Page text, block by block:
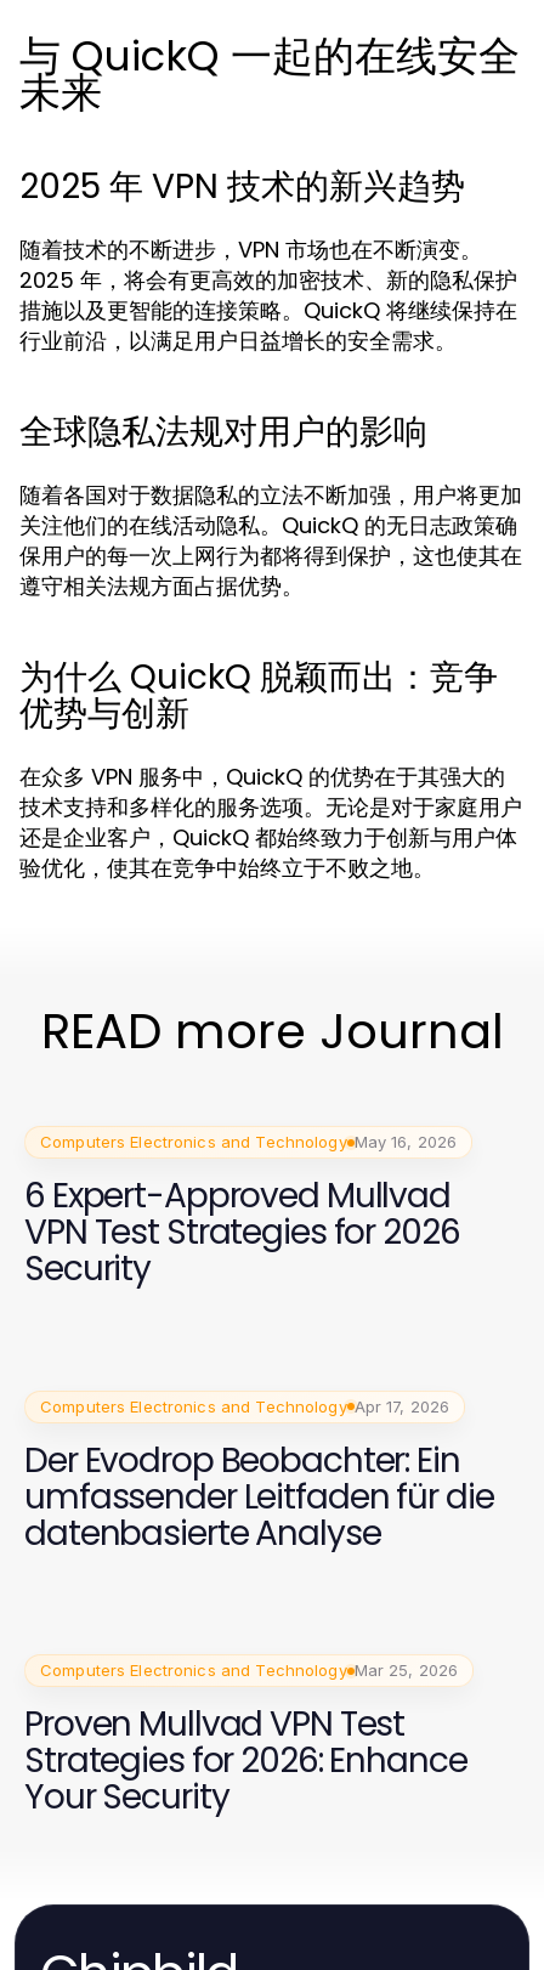
与 QuickQ 一起的在线安全
未来
2025 年 VPN 技术的新兴趋势
随着技术的不断进步，VPN 市场也在不断演变。
2025 年，将会有更高效的加密技术、新的隐私保护
措施以及更智能的连接策略。QuickQ 将继续保持在
行业前沿，以满足用户日益增长的安全需求。
全球隐私法规对用户的影响
随着各国对于数据隐私的立法不断加强，用户将更加
关注他们的在线活动隐私。QuickQ 的无日志政策确
保用户的每一次上网行为都将得到保护，这也使其在
遵守相关法规方面占据优势。
为什么 QuickQ 脱颖而出：竞争
优势与创新
在众多 VPN 服务中，QuickQ 的优势在于其强大的
技术支持和多样化的服务选项。无论是对于家庭用户
还是企业客户，QuickQ 都始终致力于创新与用户体
验优化，使其在竞争中始终立于不败之地。
READ more Journal
Computers Electronics and Technology May 16, 2026
6 Expert-Approved Mullvad
VPN Test Strategies for 2026
Security
Computers Electronics and Technology Apr 17, 2026
Der Evodrop Beobachter: Ein
umfassender Leitfaden für die
datenbasierte Analyse
Computers Electronics and Technology Mar 25, 2026
Proven Mullvad VPN Test
Strategies for 2026: Enhance
Your Security